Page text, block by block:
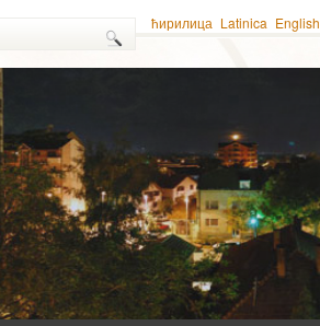
ћирилица Latinica English